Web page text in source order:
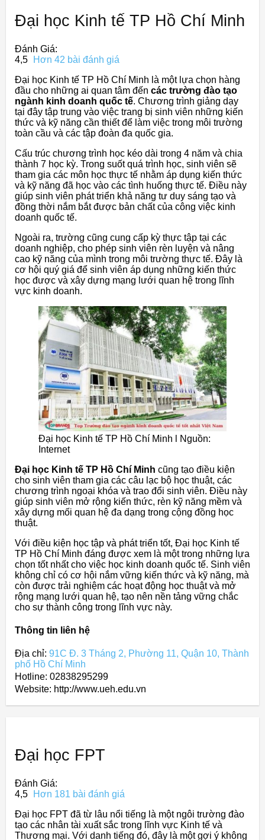
Đại học Kinh tế TP Hồ Chí Minh
Đánh Giá:
4,5
Hơn 42 bài đánh giá
Đại học Kinh tế TP Hồ Chí Minh là một lựa chọn hàng
đầu cho những ai quan tâm đến các trường đào tạo
ngành kinh doanh quốc tế. Chương trình giảng dạy
tại đây tập trung vào việc trang bị sinh viên những kiến
thức và kỹ năng cần thiết để làm việc trong môi trường
toàn cầu và các tập đoàn đa quốc gia.
Cấu trúc chương trình học kéo dài trong 4 năm và chia
thành 7 học kỳ. Trong suốt quá trình học, sinh viên sẽ
tham gia các môn học thực tế nhằm áp dụng kiến thức
và kỹ năng đã học vào các tình huống thực tế. Điều này
giúp sinh viên phát triển khả năng tư duy sáng tạo và
đồng thời nắm bắt được bản chất của công việc kinh
doanh quốc tế.
Ngoài ra, trường cũng cung cấp kỳ thực tập tại các
doanh nghiệp, cho phép sinh viên rèn luyện và nâng
cao kỹ năng của mình trong môi trường thực tế. Đây là
cơ hội quý giá để sinh viên áp dụng những kiến thức
học được và xây dựng mạng lưới quan hệ trong lĩnh
vực kinh doanh.
Đại học Kinh tế TP Hồ Chí Minh l Nguồn:
Internet
Đại học Kinh tế TP Hồ Chí Minh cũng tạo điều kiện
cho sinh viên tham gia các câu lạc bộ học thuật, các
chương trình ngoại khóa và trao đổi sinh viên. Điều này
giúp sinh viên mở rộng kiến thức, rèn kỹ năng mềm và
xây dựng mối quan hệ đa dạng trong cộng đồng học
thuật.
Với điều kiện học tập và phát triển tốt, Đại học Kinh tế
TP Hồ Chí Minh đáng được xem là một trong những lựa
chọn tốt nhất cho việc học kinh doanh quốc tế. Sinh viên
không chỉ có cơ hội nắm vững kiến thức và kỹ năng, mà
còn được trải nghiệm các hoạt động học thuật và mở
rộng mạng lưới quan hệ, tạo nên nền tảng vững chắc
cho sự thành công trong lĩnh vực này.
Thông tin liên hệ
Địa chỉ: 91C Đ. 3 Tháng 2, Phường 11, Quận 10, Thành
phố Hồ Chí Minh
Hotline: 02838295299
Website: http://www.ueh.edu.vn
Đại học FPT
Đánh Giá:
4,5
Hơn 181 bài đánh giá
Đại học FPT đã từ lâu nổi tiếng là một ngôi trường đào
tạo các nhân tài xuất sắc trong lĩnh vực Kinh tế và
Thương mại. Với danh tiếng đó, đây là một gợi ý không